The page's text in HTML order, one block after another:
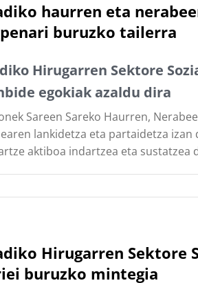
haurren eta
buruzko tailerra
Hirugarren Sektore
egokiak azaldu dira
Sareen Sareko Haurren,
lankidetza eta partaidetza
aktiboa indartzea eta sustatzea
Hirugarren Sektore
buruzko mintegia